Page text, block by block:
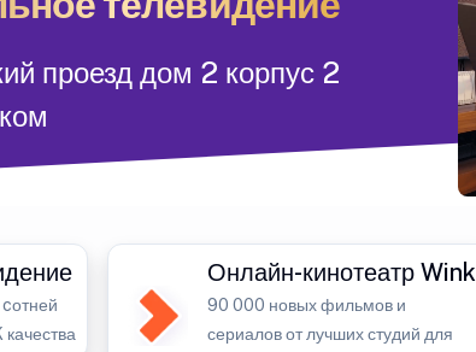
проезд дом 2 корпус 2
Онлайн-кинотеатр Wink
90 000 новых фильмов и
сериалов от лучших студий для